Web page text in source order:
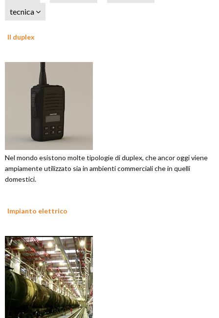
tecnica
Il duplex
Nel mondo esistono molte tipologie di duplex, che ancor oggi viene
ampiamente utilizzato sia in ambienti commerciali che in quelli
domestici.
Impianto elettrico